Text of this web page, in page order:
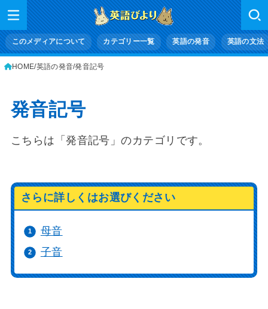
このメディアについて カテゴリー一覧 英語の発音 英語の文法
HOME 英語の発音 発音記号
発音記号
こちらは「発音記号」のカテゴリです。
さらに詳しくはお選びください
母音
子音